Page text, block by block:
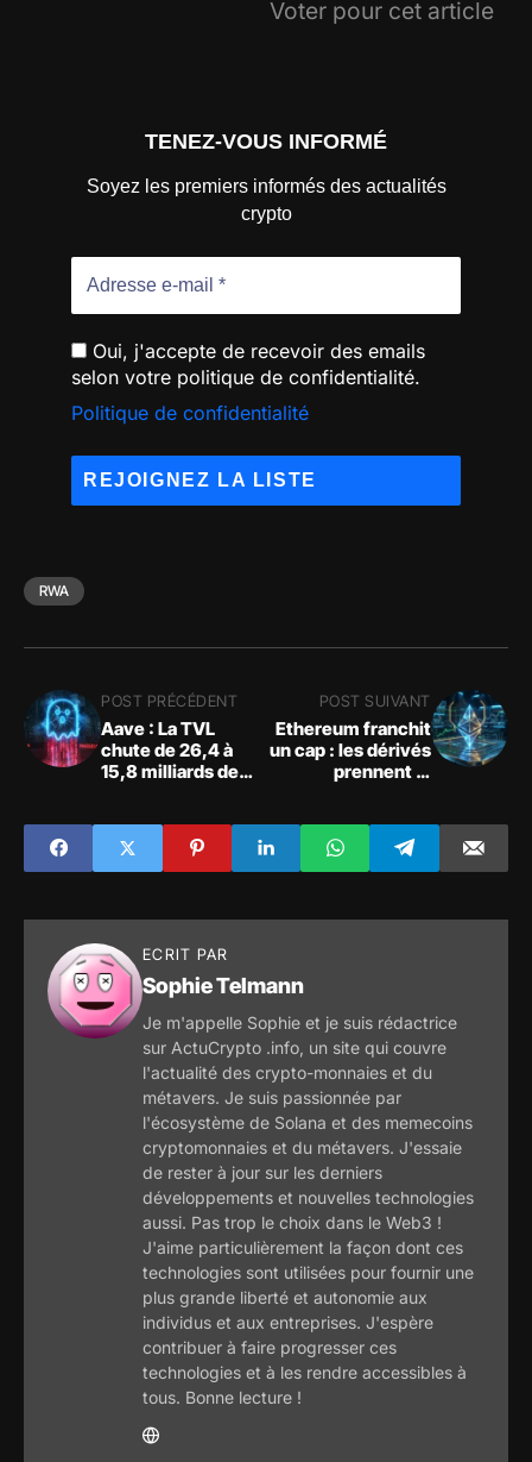
Voter pour cet article
TENEZ-VOUS INFORMÉ
Soyez les premiers informés des actualités
crypto
Oui, j'accepte de recevoir des emails
selon votre politique de confidentialité.
Politique de confidentialité
RWA
POST PRÉCÉDENT
Aave : La TVL
chute de 26,4 à
15,8 milliards de
POST SUIVANT
Ethereum franchit
un cap : les dérivés
prennent le
ECRIT PAR
Sophie Telmann
Je m'appelle Sophie et je suis rédactrice
sur ActuCrypto .info, un site qui couvre
l'actualité des crypto-monnaies et du
métavers. Je suis passionnée par
l'écosystème de Solana et des memecoins
cryptomonnaies et du métavers. J'essaie
de rester à jour sur les derniers
développements et nouvelles technologies
aussi. Pas trop le choix dans le Web3 !
J'aime particulièrement la façon dont ces
technologies sont utilisées pour fournir une
plus grande liberté et autonomie aux
individus et aux entreprises. J'espère
contribuer à faire progresser ces
technologies et à les rendre accessibles à
tous. Bonne lecture !